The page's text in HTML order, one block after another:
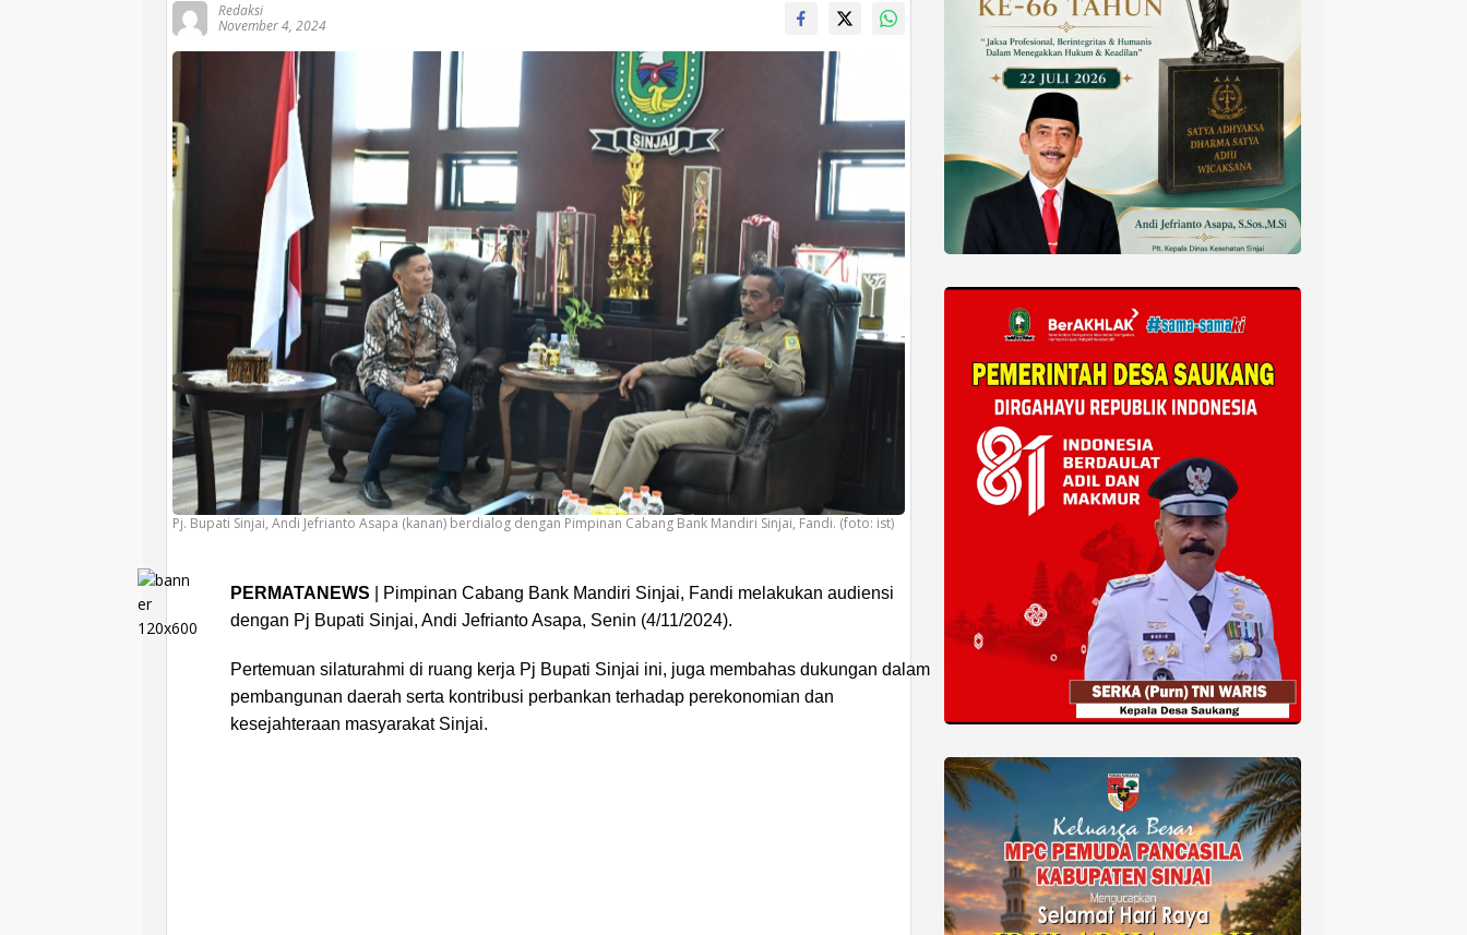
Redaksi
November 4, 2024
Pj. Bupati Sinjai, Andi Jefrianto Asapa (kanan) berdialog dengan Pimpinan Cabang Bank Mandiri Sinjai, Fandi. (foto: ist)
PERMATANEWS | Pimpinan Cabang Bank Mandiri Sinjai, Fandi melakukan audiensi
dengan Pj Bupati Sinjai, Andi Jefrianto Asapa, Senin (4/11/2024).
Pertemuan silaturahmi di ruang kerja Pj Bupati Sinjai ini, juga membahas dukungan dalam
pembangunan daerah serta kontribusi perbankan terhadap perekonomian dan
kesejahteraan masyarakat Sinjai.